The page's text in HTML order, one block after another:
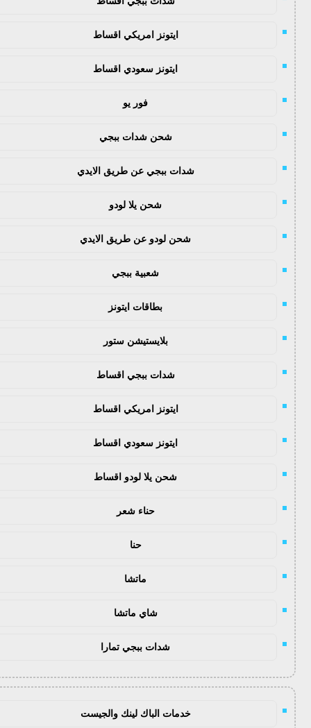
ايتونز امريكي اقساط
ايتونز سعودي اقساط
فور يو
شحن شدات ببجي
شدات ببجي عن طريق الايدي
شحن يلا لودو
شحن لودو عن طريق الايدي
شعبية ببجي
بطاقات ايتونز
بلايستيشن ستور
شدات ببجي اقساط
ايتونز امريكي اقساط
ايتونز سعودي اقساط
شحن يلا لودو اقساط
حناء شعر
حنا
ماتشا
شاي ماتشا
شدات ببجي تمارا
خدمات الباك لينك والجيست